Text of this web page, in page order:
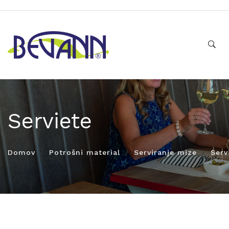
Serviete
Domov Potrošni material Serviranje mize